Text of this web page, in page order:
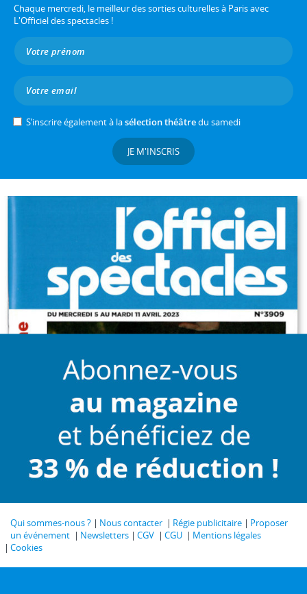
Chaque mercredi, le meilleur des sorties culturelles à Paris avec
L'Officiel des spectacles !
S’inscrire également à lasélection théâtredu samedi
JE M'INSCRIS
Qui sommes-nous ? Nous contacter Régie publicitaire
Proposer
un événement
Newsletters CGV CGU
Mentions légales
Cookies